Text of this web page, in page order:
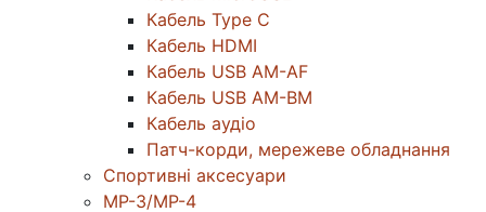
Кабель Type C
Кабель HDMI
Кабель USB AM-AF
Кабель USB AM-BM
Кабель аудіо
Патч-корди, мережеве обладнання
Спортивні аксесуари
MP-3/MP-4